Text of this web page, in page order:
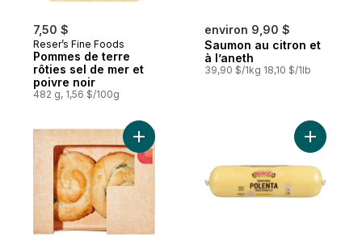
7,50 $
Reser’s Fine Foods
Pommes de terre
rôties sel de mer et
poivre noir
482 g, 1,56 $/100g
environ 9,90 $
Saumon au citron et
à l’aneth
39,90 $/1kg 18,10 $/1lb
Ajouter Spanakopitas aux épinards au
Ajouter